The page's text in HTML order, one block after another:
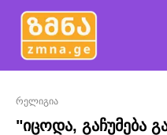
რელიგია
"იცოდა, გაჩუმება